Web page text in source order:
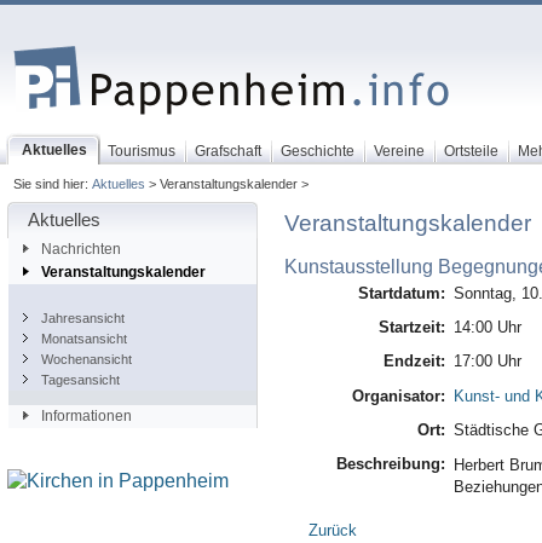
Aktuelles Tourismus Grafschaft Geschichte Vereine Ortsteile
Sie sind hier: Aktuelles > Veranstaltungskalender >
Aktuelles
Nachrichten
Veranstaltungskalender
Jahresansicht
Monatsansicht
Wochenansicht
Tagesansicht
Informationen
Veranstaltungskalender
Kunstausstellung
Startdatum: Sonntag,
Startzeit: 14:00 Uhr
Endzeit: 17:00 Uhr
Organisator: Kunst- und
Ort: Städtische
Beschreibung:
Herbert
Zurück